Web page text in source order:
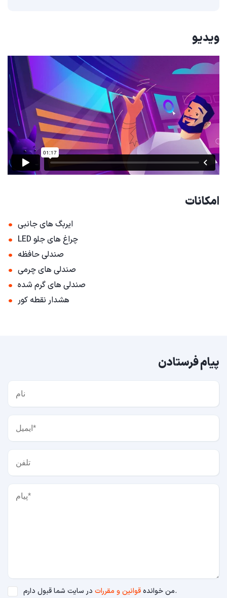
ویدیو
امکانات
• ایربگ های جانبی
• چراغ های جلو LED
• صندلی حافظه
• صندلی های چرمی
• صندلی های گرم شده
• هشدار نقطه کور
پیام فرستادن
من خواندهقوانین و مقررات در سایت شما قبول دارم.